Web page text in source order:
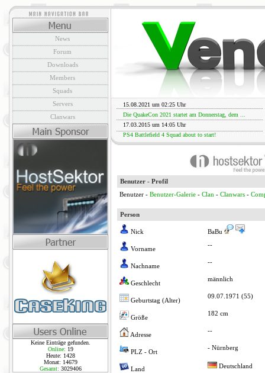
News
Forum
Downloads
Members
Squads
Servers
Clanwars
Keine Einträge gefunden.
Online: 19
Heute: 1428
Monat: 14679
Gesamt: 3029406
15.08.2021 um 02:25 Uhr
Die QuakeCon 2021 startet am Donnerstag, dem ...
17.03.2015 um 14:05 Uhr
PS4 Battlefield 4 Squad about to start!
Benutzer - Profil
Benutzer - Benutzer-Galerie - Clan - Clanwars -
Person
Nick BaBu
Vorname
--
Nachname
--
Geschlecht
männlich
Geburtstag (Alter)
09.07.1971 (55)
Größe
182 cm
Adresse
--
PLZ - Ort
- Nürnberg
Land Deutschland